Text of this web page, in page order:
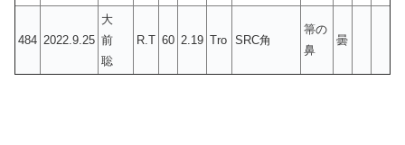
484 2022.9.25
大
前
聡
R.T 60 2.19 Tro SRC角
箒の
鼻
曇